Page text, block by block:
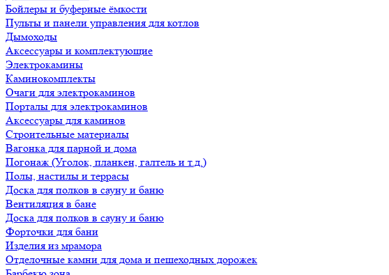
Бойлеры и буферные ёмкости
Пульты и панели управления для котлов
Дымоходы
Аксессуары и комплектующие
Электрокамины
Каминокомплекты
Очаги для электрокаминов
Порталы для электрокаминов
Аксессуары для каминов
Строительные материалы
Вагонка для парной и дома
Погонаж (Уголок, планкен, галтель и т.д.)
Полы, настилы и террасы
Доска для полков в сауну и баню
Вентиляция в бане
Доска для полков в сауну и баню
Форточки для бани
Изделия из мрамора
Отделочные камни для дома и пешеходных дорожек